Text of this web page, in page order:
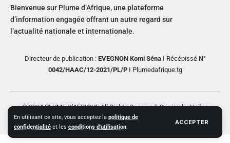
En utilisant ce site, vous acceptez la politique de
confidentialité et les conditions d'utilisation.
ACCEPTER
Bienvenue sur Plume d’Afrique, une plateforme
d’information engagée offrant un autre regard sur
l’actualité nationale et internationale.
Directeur de publication : EVEGNON Komi SénaI RécépisséN°
0042/HAAC/12-2021/PL/PI Plumedafrique.tg
© 2024 PLUME D’AFRIQUE All Rights Reserved. Design by Helios
Creative